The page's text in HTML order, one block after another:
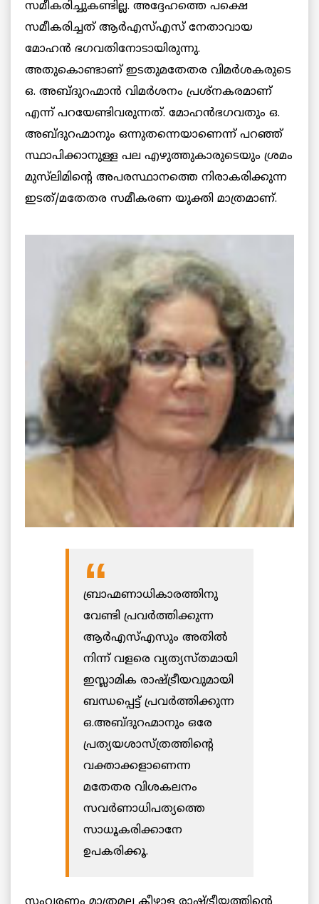
സമീകരിച്ചുകണ്ടില്ല. അദ്ദേഹത്തെ പക്ഷെ
സമീകരിച്ചത് ആര്‍എസ്എസ് നേതാവായ
മോഹന്‍ ഭഗവതിനോടായിരുന്നു.
അതുകൊണ്ടാണ് ഇടതുമതേതര വിമര്‍ശകരുടെ
ഒ. അബ്ദുറഹ്മാന്‍ വിമര്‍ശനം പ്രശ്‌നകരമാണ്
എന്ന് പറയേണ്ടിവരുന്നത്. മോഹന്‍ഭഗവതും ഒ.
അബ്ദുറഹ്മാനും ഒന്നുതന്നെയാണെന്ന് പറഞ്ഞ്
സ്ഥാപിക്കാനുള്ള പല എഴുത്തുകാരുടെയും ശ്രമം
മുസ്‌ലിമിന്റെ അപരസ്ഥാനത്തെ നിരാകരിക്കുന്ന
ഇടത്/മതേതര സമീകരണ യുക്തി മാത്രമാണ്.
ബ്രാഹ്മണാധികാരത്തിനു
വേണ്ടി പ്രവര്‍ത്തിക്കുന്ന
ആര്‍എസ്എസും അതില്‍
നിന്ന് വളരെ വ്യത്യസ്തമായി
ഇസ്ലാമിക രാഷ്ട്രീയവുമായി
ബന്ധപ്പെട്ട് പ്രവര്‍ത്തിക്കുന്ന
ഒ.അബ്ദുറഹ്മാനും ഒരേ
പ്രത്യയശാസ്ത്രത്തിന്റെ
വക്താക്കളാണെന്ന
മതേതര വിശകലനം
സവര്‍ണാധിപത്യത്തെ
സാധൂകരിക്കാനേ
ഉപകരിക്കൂ.